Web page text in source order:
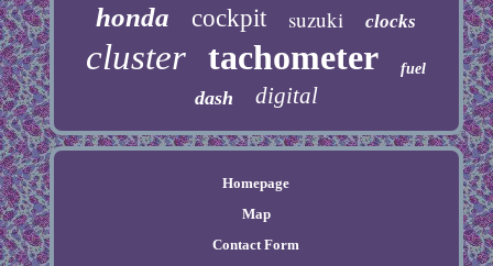
honda cockpit suzuki clocks
cluster tachometer fuel
dash digital
Homepage
Map
Contact Form